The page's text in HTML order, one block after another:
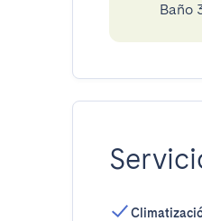
Baño